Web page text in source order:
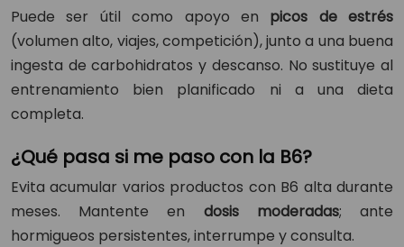
Puede ser útil como apoyo en picos de estrés
(volumen alto, viajes, competición), junto a una buena
ingesta de carbohidratos y descanso. No sustituye al
entrenamiento bien planificado ni a una dieta
completa.
¿Qué pasa si me paso con la B6?
Evita acumular varios productos con B6 alta durante
meses. Mantente en dosis moderadas; ante
hormigueos persistentes, interrumpe y consulta.